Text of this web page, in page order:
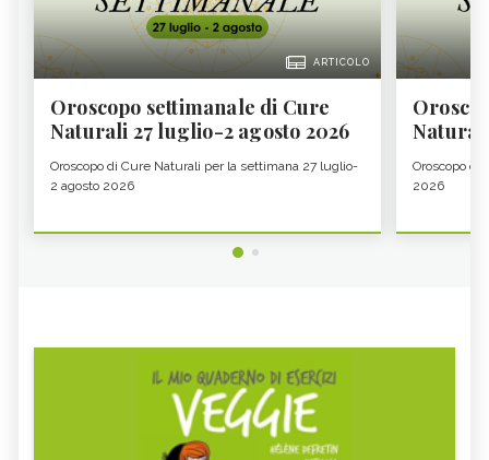
ARTICOLO
Oroscopo settimanale di Cure
Naturali 27 luglio-2 agosto 2026
Oroscopo di Cure Naturali per la settimana 27 luglio-
2 agosto 2026
Oroscopo di
2026